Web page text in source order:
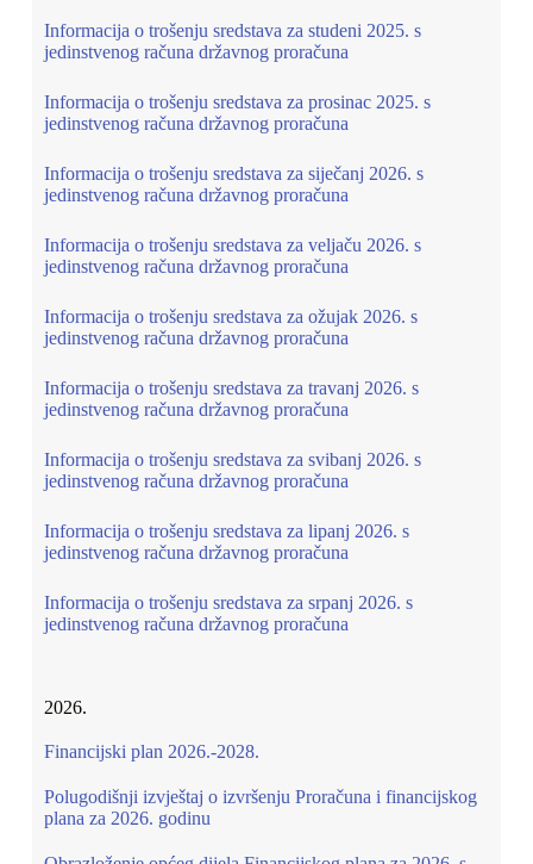
Informacija o trošenju sredstava za studeni 2025. s
jedinstvenog računa državnog proračuna
Informacija o trošenju sredstava za prosinac 2025. s
jedinstvenog računa državnog proračuna
Informacija o trošenju sredstava za siječanj 2026. s
jedinstvenog računa državnog proračuna
Informacija o trošenju sredstava za veljaču 2026. s
jedinstvenog računa državnog proračuna
Informacija o trošenju sredstava za ožujak 2026. s
jedinstvenog računa državnog proračuna
Informacija o trošenju sredstava za travanj 2026. s
jedinstvenog računa državnog proračuna
Informacija o trošenju sredstava za svibanj 2026. s
jedinstvenog računa državnog proračuna
Informacija o trošenju sredstava za lipanj 2026. s
jedinstvenog računa državnog proračuna
Informacija o trošenju sredstava za srpanj 2026. s
jedinstvenog računa državnog proračuna
2026.
Financijski plan 2026.-2028.
Polugodišnji izvještaj o izvršenju Proračuna i financijskog
plana za 2026. godinu